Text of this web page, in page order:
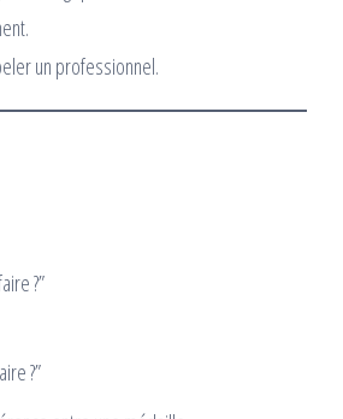
un professionnel.
?”
?”